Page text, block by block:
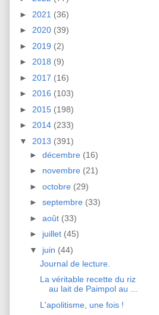
► 2021 (36)
► 2020 (39)
► 2019 (2)
► 2018 (9)
► 2017 (16)
► 2016 (103)
► 2015 (198)
► 2014 (233)
▼ 2013 (391)
► décembre (16)
► novembre (21)
► octobre (29)
► septembre (33)
► août (33)
► juillet (45)
▼ juin (44)
Journal de lecture.
La véritable recette du riz
au lait de Paimpol au ...
L'apolitisme, une fois !